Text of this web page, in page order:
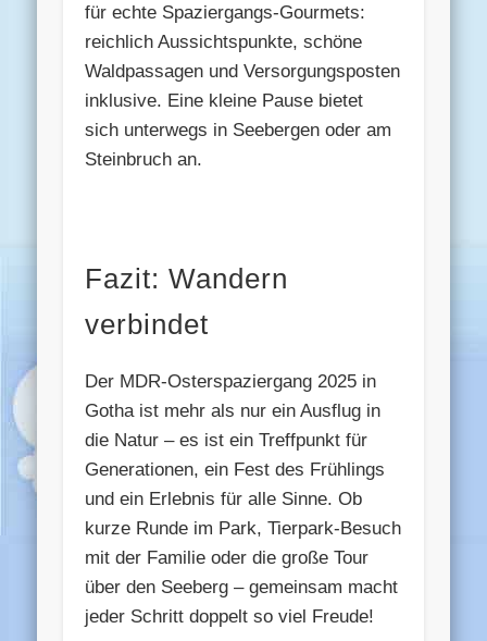
für echte Spaziergangs-Gourmets:
reichlich Aussichtspunkte, schöne
Waldpassagen und Versorgungsposten
inklusive. Eine kleine Pause bietet
sich unterwegs in Seebergen oder am
Steinbruch an.
Fazit: Wandern
verbindet
Der MDR-Osterspaziergang 2025 in
Gotha ist mehr als nur ein Ausflug in
die Natur – es ist ein Treffpunkt für
Generationen, ein Fest des Frühlings
und ein Erlebnis für alle Sinne. Ob
kurze Runde im Park, Tierpark-Besuch
mit der Familie oder die große Tour
über den Seeberg – gemeinsam macht
jeder Schritt doppelt so viel Freude!